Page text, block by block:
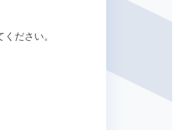
ください。